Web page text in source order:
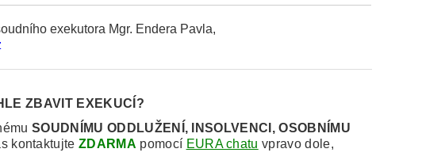
exekutora Mgr. Endera Pavla,
ZBAVIT EXEKUCÍ?
SOUDNÍMU ODDLUŽENÍ, INSOLVENCI, OSOBNÍMU
kontaktujteZDARMA pomocí EURA chatu vpravo dole,